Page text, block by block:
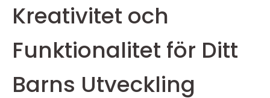
Kreativitet och
Funktionalitet för Ditt
Barns Utveckling